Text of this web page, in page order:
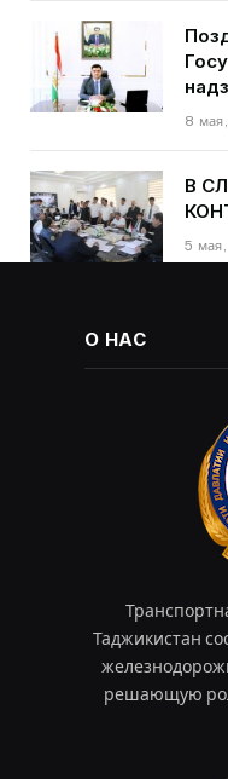
8
В
5
О НАС
Таджикистан
решающую